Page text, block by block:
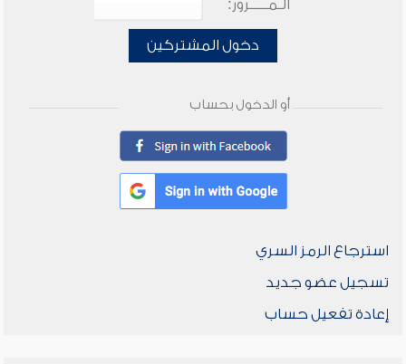
الـمـــــرور:
دخول المشتركين
أو الدخول بحساب
استرجاع الرمز السري
تسجيل عضو جديد
إعادة تفعيل حساب